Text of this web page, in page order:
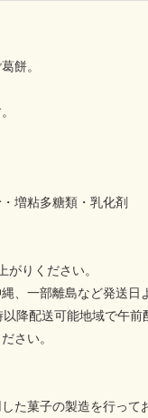
餅。
増粘多糖類・乳化剤
りください。
、一部離島など発送
降配送可能地域で午
さい。
た菓子の製造を行って